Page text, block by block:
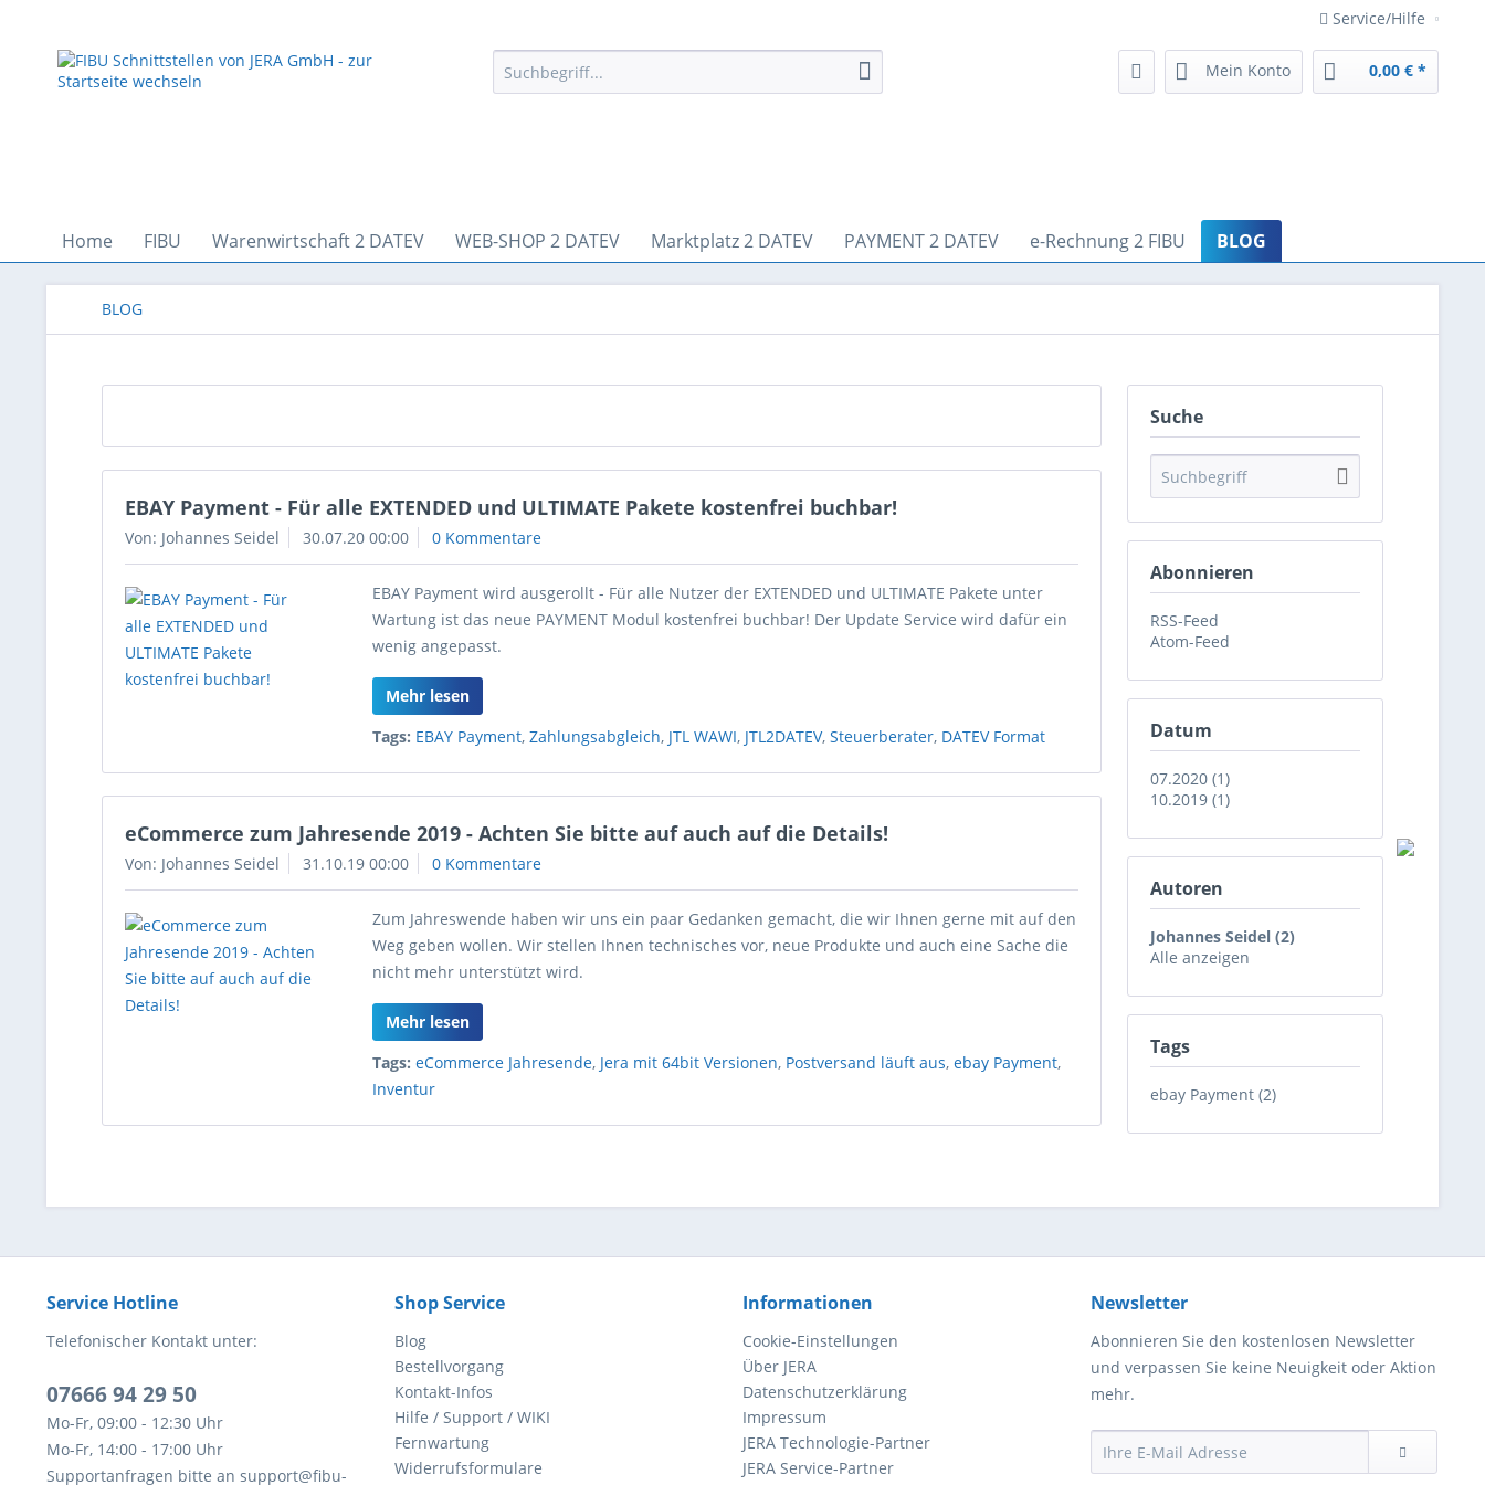
Service/Hilfe
Mein Konto 0,00 € *
Home FIBU Warenwirtschaft 2 DATEV WEB-SHOP 2 DATEV Marktplatz 2 DATEV PAYMENT 2 DATEV e-Rechnung 2 FIBU BLOG
BLOG
Suche
Abonnieren
RSS-Feed
Atom-Feed
Datum
07.2020 (1)
10.2019 (1)
Autoren
Johannes Seidel (2)
Alle anzeigen
Tags
ebay Payment (2)
EBAY Payment - Für alle EXTENDED und ULTIMATE Pakete kostenfrei buchbar!
Von: Johannes Seidel 30.07.20 00:00 0 Kommentare
EBAY Payment wird ausgerollt - Für alle Nutzer der EXTENDED und ULTIMATE Pakete unter
Wartung ist das neue PAYMENT Modul kostenfrei buchbar! Der Update Service wird dafür ein
wenig angepasst.
Mehr lesen
Tags: EBAY Payment,Zahlungsabgleich, JTL WAWI, JTL2DATEV,Steuerberater, DATEV Format
eCommerce zum Jahresende 2019 - Achten Sie bitte auf auch auf die Details!
Von: Johannes Seidel 31.10.19 00:00 0 Kommentare
Zum Jahreswende haben wir uns ein paar Gedanken gemacht, die wir Ihnen gerne mit auf den
Weg geben wollen. Wir stellen Ihnen technisches vor, neue Produkte und auch eine Sache die
nicht mehr unterstützt wird.
Mehr lesen
Tags: eCommerce Jahresende, Jera mit 64bit Versionen, Postversand läuft aus,ebay Payment,
Inventur
Service Hotline
Telefonischer Kontakt unter:
07666 94 29 50
Mo-Fr, 09:00 - 12:30 Uhr
Mo-Fr, 14:00 - 17:00 Uhr
Supportanfragen bitte an support@fibu-
Shop Service
Blog
Bestellvorgang
Kontakt-Infos
Hilfe / Support / WIKI
Fernwartung
Widerrufsformulare
Informationen
Cookie-Einstellungen
Über JERA
Datenschutzerklärung
Impressum
JERA Technologie-Partner
JERA Service-Partner
Newsletter
Abonnieren Sie den kostenlosen Newsletter
und verpassen Sie keine Neuigkeit oder Aktion
mehr.